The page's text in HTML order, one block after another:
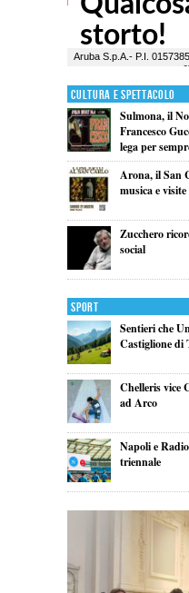
Cultura e Spettacolo
Sulmona, il
Francesco
lega per
Arona, il San
musica e
Zucchero
social
Sport
Sentieri che
Castiglione di
Chelleris vice
ad Arco
Napoli e
triennale